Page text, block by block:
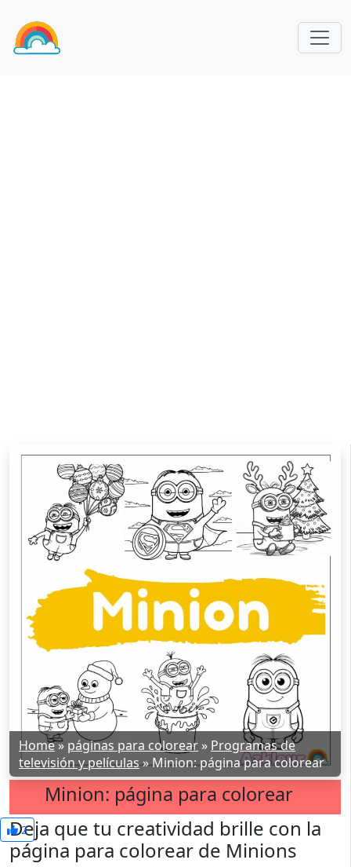
Home» páginas para colorear » Programas de
televisión y películas»Minion: página para colorear
Minion: página para colorear
2
Deja que tu creatividad brille con la
página para colorear de Minions